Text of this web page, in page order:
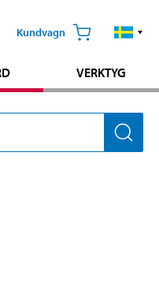
Kundvagn
VERKTYG